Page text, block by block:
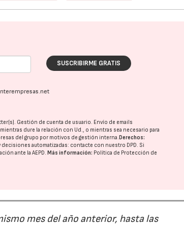
SUSCRIBIRME GRATIS
Gestión de cuenta de usuario. Envío de emails
mientras dure la relación con Ud., o mientras sea necesario para
del grupo por motivos de gestión interna. Derechos:
automatizadas: contacte con nuestro DPD. Si
ante laAEPD. Más información: Política de Protección de
mes del año anterior, hasta las